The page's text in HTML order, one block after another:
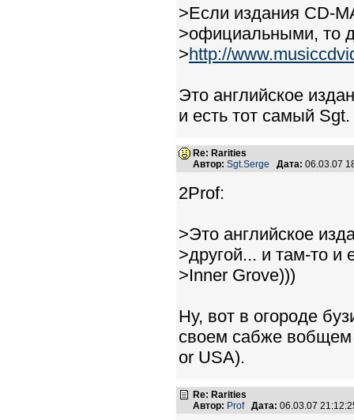
>Если издания CD-
>официальными, то
>http://
Это английское
и есть тот самый
Re: Rarities
Автор: Sgt.Serge Дата: 06.03.07
2Prof:
>Это английское
>другой... и там-то и
>Inner Grove)))
Ну, вот в огороде
своем сабже вобщем
or USA).
Re: Rarities
Автор: Prof Дата: 06.03.07